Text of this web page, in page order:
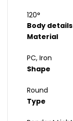
120°
Body details
Material
PC, Iron
Shape
Round
Type